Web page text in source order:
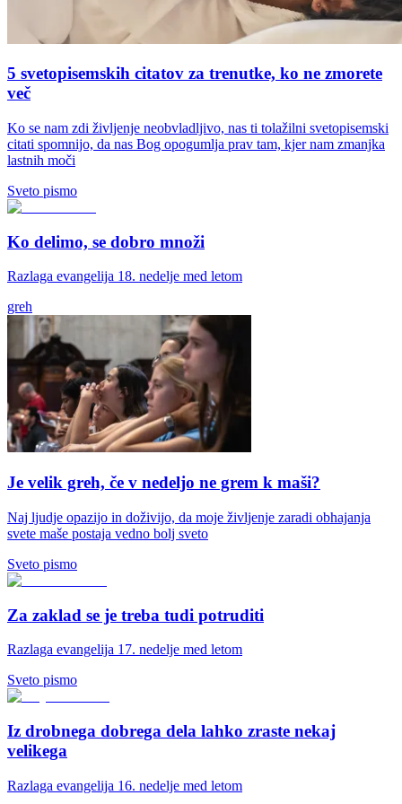
5 svetopisemskih citatov za trenutke, ko ne zmorete
več
Ko se nam zdi življenje neobvladljivo, nas ti tolažilni svetopisemski
citati spomnijo, da nas Bog opogumlja prav tam, kjer nam zmanjka
lastnih moči
Sveto pismo
Ko delimo, se dobro množi
Razlaga evangelija 18. nedelje med letom
greh
Je velik greh, če v nedeljo ne grem k maši?
Naj ljudje opazijo in doživijo, da moje življenje zaradi obhajanja
svete maše postaja vedno bolj sveto
Sveto pismo
Za zaklad se je treba tudi potruditi
Razlaga evangelija 17. nedelje med letom
Sveto pismo
Iz drobnega dobrega dela lahko zraste nekaj
velikega
Razlaga evangelija 16. nedelje med letom